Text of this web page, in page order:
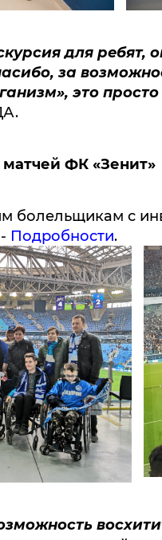
для ребят,
за
это
ФК «Зенит»
болельщикам с
Подробности.